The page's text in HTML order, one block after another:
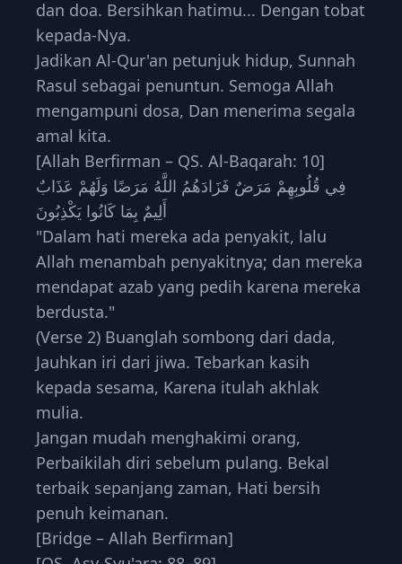
dan doa. Bersihkan hatimu... Dengan tobat
kepada-Nya.
Jadikan Al-Qur'an petunjuk hidup, Sunnah
Rasul sebagai penuntun. Semoga Allah
mengampuni dosa, Dan menerima segala
amal kita.
[Allah Berfirman – QS. Al-Baqarah: 10]
فِي قُلُوبِهِمْ مَرَضٌ فَزَادَهُمُ اللَّهُ مَرَضًا وَلَهُمْ عَذَابٌ
أَلِيمٌ بِمَا كَانُوا يَكْذِبُونَ
"Dalam hati mereka ada penyakit, lalu
Allah menambah penyakitnya; dan mereka
mendapat azab yang pedih karena mereka
berdusta."
(Verse 2) Buanglah sombong dari dada,
Jauhkan iri dari jiwa. Tebarkan kasih
kepada sesama, Karena itulah akhlak
mulia.
Jangan mudah menghakimi orang,
Perbaikilah diri sebelum pulang. Bekal
terbaik sepanjang zaman, Hati bersih
penuh keimanan.
[Bridge – Allah Berfirman]